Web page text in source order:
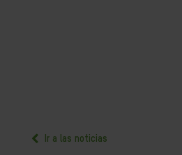
Ir a las noticias